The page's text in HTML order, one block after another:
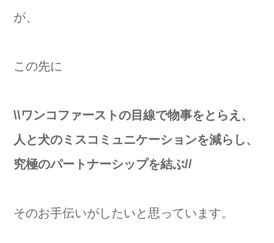
が、
この先に
\\ワンコファーストの目線で物事をとらえ、
人と犬のミスコミュニケーションを減らし、
究極のパートナーシップを結ぶ//
そのお手伝いがしたいと思っています。